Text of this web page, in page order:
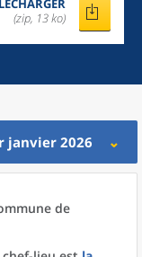
(zip, 13 ko)
janvier 2026
de